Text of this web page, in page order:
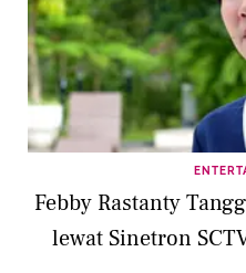
Febby Rastanty
lewat Sinetron